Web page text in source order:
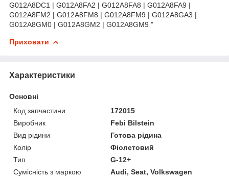
G012A8DC1 | G012A8FA2 | G012A8FA8 | G012A8FA9 |
G012A8FM2 | G012A8FM8 | G012A8FM9 | G012A8GA3 |
G012A8GM0 | G012A8GM2 | G012A8GM9 "
Приховати
Характеристики
Основні
Код запчастини
172015
Виробник
Febi Bilstein
Вид рідини
Готова рідина
Колір
Фіолетовий
Тип
G-12+
Сумісність з маркою
Audi, Seat, Volkswagen